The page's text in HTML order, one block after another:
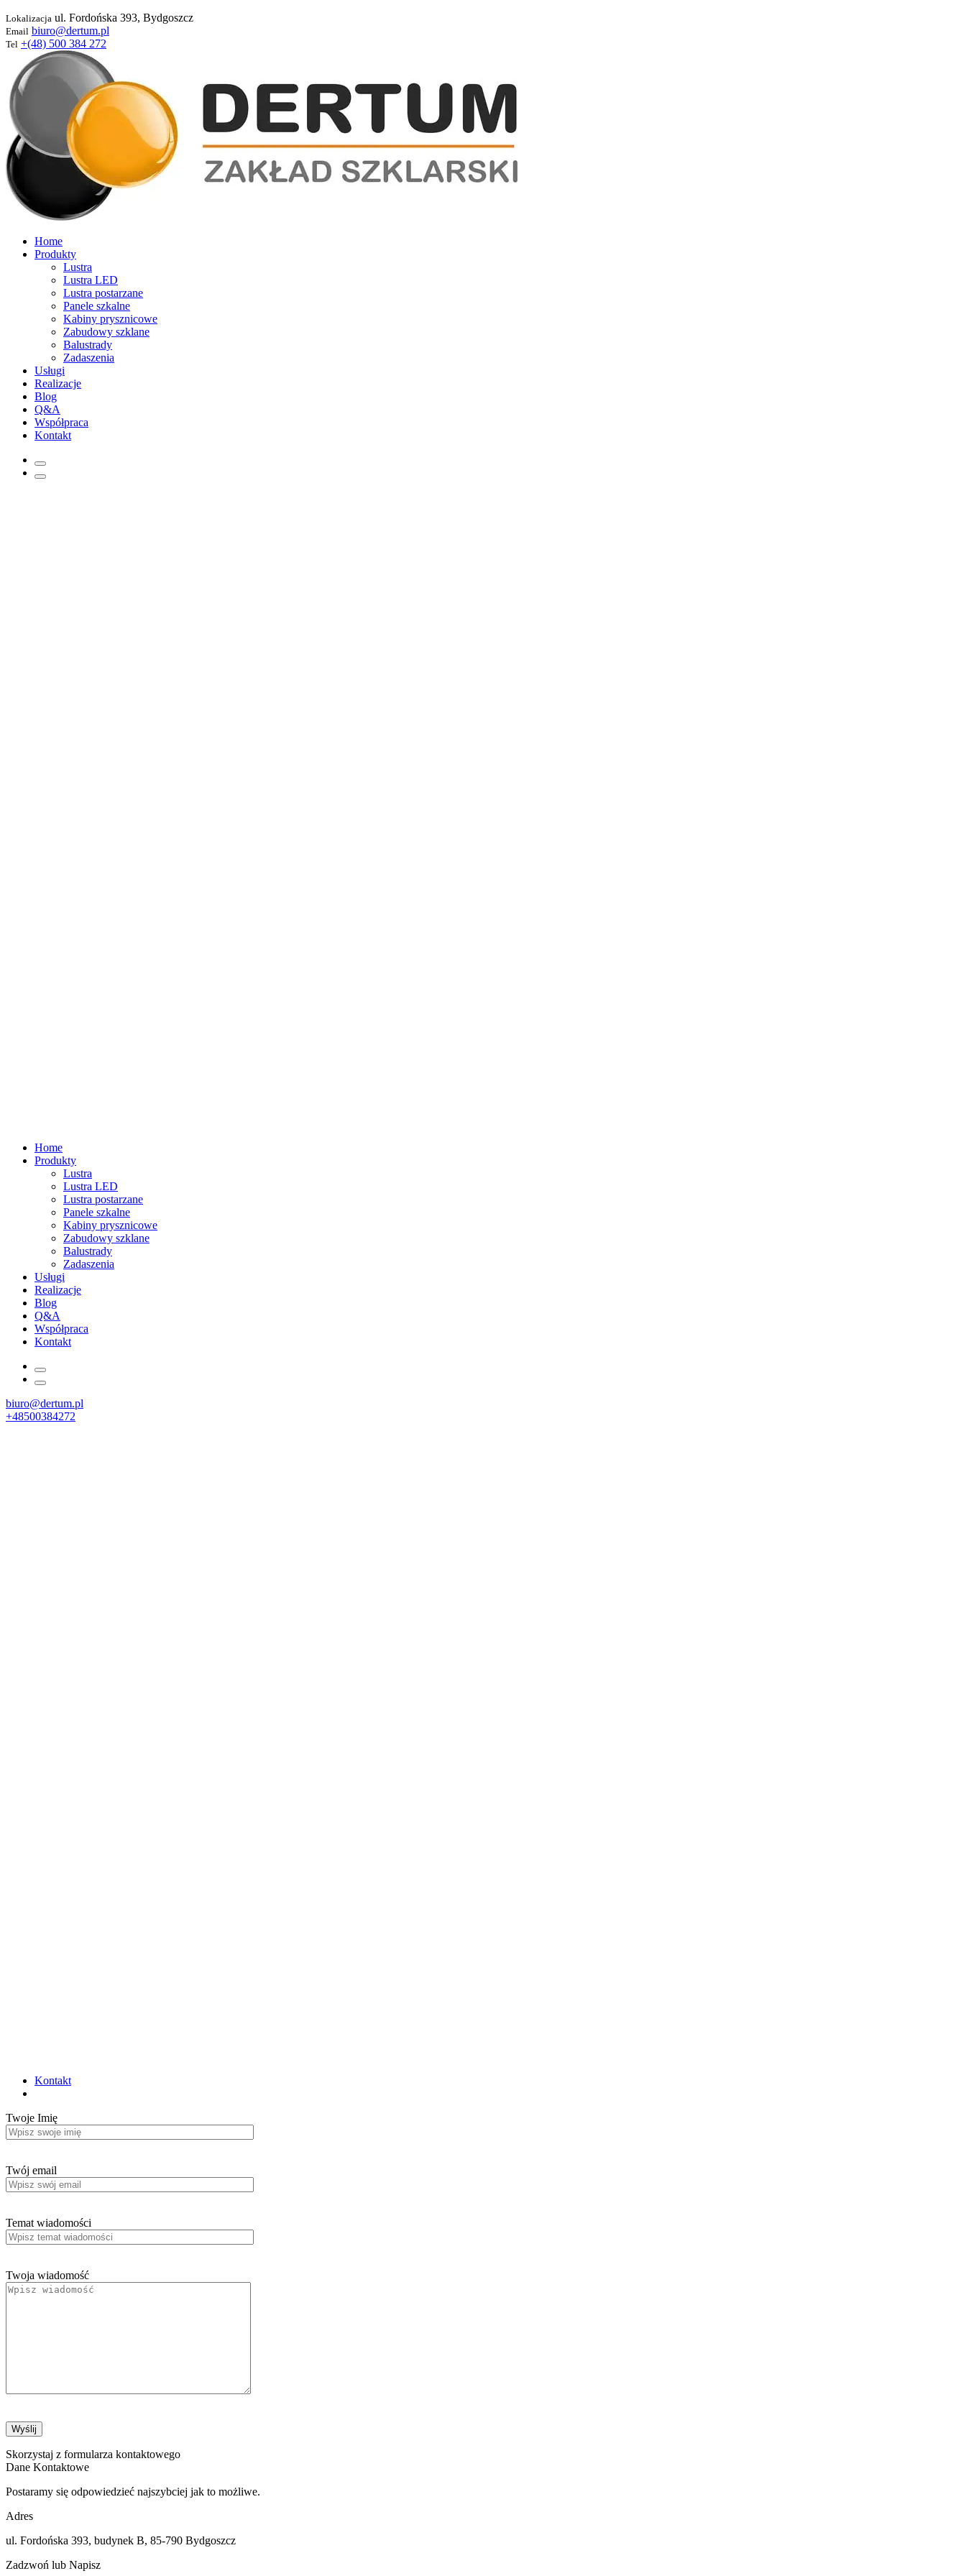
Lokalizacja ul. Fordońska 393, Bydgoszcz
Email biuro@dertum.pl
Tel +(48) 500 384 272
Home
Produkty
Lustra
Lustra LED
Lustra postarzane
Panele szkalne
Kabiny prysznicowe
Zabudowy szklane
Balustrady
Zadaszenia
Usługi
Realizacje
Blog
Q&A
Współpraca
Kontakt
Home
Produkty
Lustra
Lustra LED
Lustra postarzane
Panele szkalne
Kabiny prysznicowe
Zabudowy szklane
Balustrady
Zadaszenia
Usługi
Realizacje
Blog
Q&A
Współpraca
Kontakt
biuro@dertum.pl
+48500384272
Kontakt
Twoje Imię
Twój email
Temat wiadomości
Twoja wiadomość
Skorzystaj z formularza kontaktowego
Dane Kontaktowe
Postaramy się odpowiedzieć najszybciej jak to możliwe.
Adres
ul. Fordońska 393, budynek B, 85-790 Bydgoszcz
Zadzwoń lub Napisz